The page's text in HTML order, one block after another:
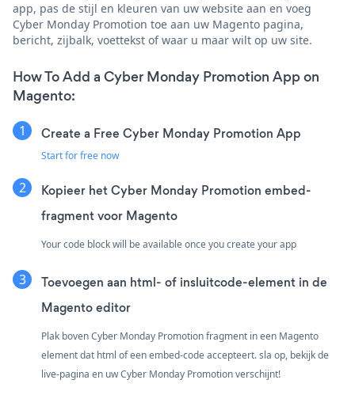
app, pas de stijl en kleuren van uw website aan en voeg
Cyber Monday Promotion toe aan uw Magento pagina,
bericht, zijbalk, voettekst of waar u maar wilt op uw site.
How To Add a Cyber Monday Promotion App on
Magento:
Create a Free Cyber Monday Promotion App
Start for free now
Kopieer het Cyber Monday Promotion embed-
fragment voor Magento
Your code block will be available once you create your app
Toevoegen aan html- of insluitcode-element in de
Magento editor
Plak boven Cyber Monday Promotion fragment in een Magento
element dat html of een embed-code accepteert. sla op, bekijk de
live-pagina en uw Cyber Monday Promotion verschijnt!